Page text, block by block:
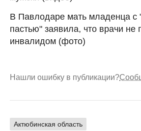
В Павлодаре мать младенца с
пастью" заявила, что врачи не
инвалидом (фото)
Нашли ошибку в публикации?
Актюбинская область